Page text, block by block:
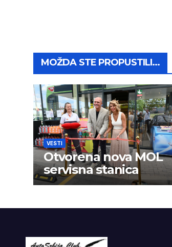
MOŽDA STE PROPUSTILI...
VESTI
Otvorena nova MOL
servisna stanica